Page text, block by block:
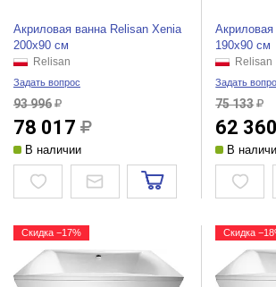
Акриловая ванна Relisan Xenia
200x90 см
Relisan
Задать вопрос
93 996
78 017
В наличии
190x90 см
Relisan
Задать
75 133
62 360
В
Скидка −17% Скидка